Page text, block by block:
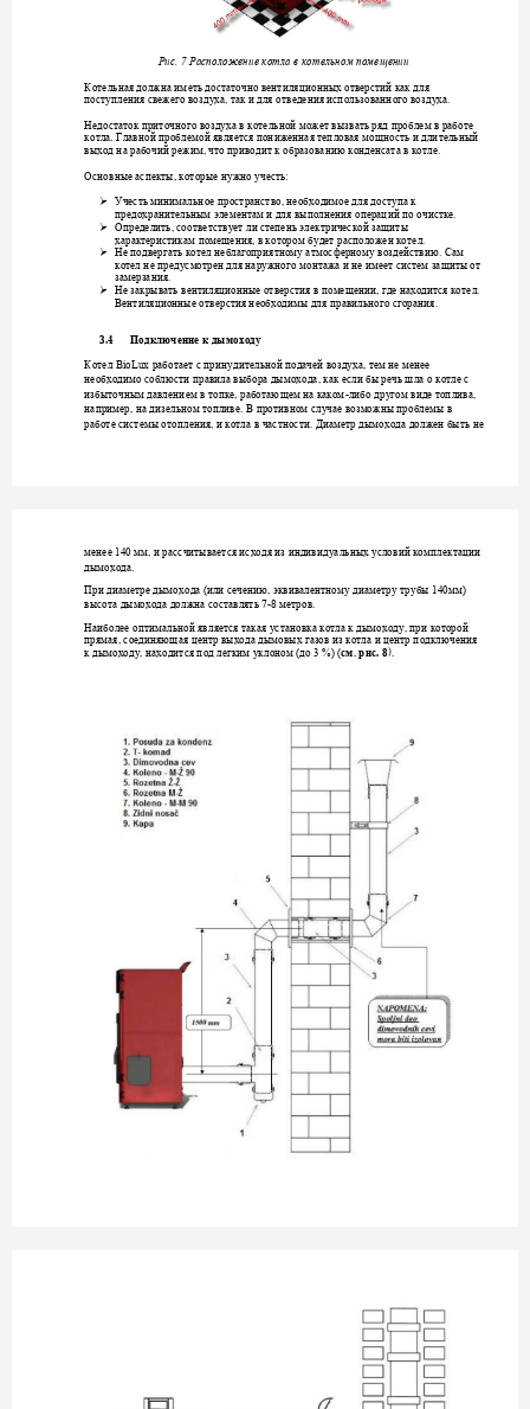
Рис. 7 Расположение котла в котельном помещении
Котельная должна иметь достаточно вентиляционных отверстий как для
поступления свежего воздуха, так и для отведения использованного воздуха.
Недостаток приточного воздуха в котельной может вызвать ряд проблем в работе
котла. Главной проблемой является пониженная тепловая мощность и длительный
выход на рабочий режим, что приводит к образованию конденсата в котле.
Основные аспекты, которые нужно учесть:
 Учесть минимальное пространство, необходимое для доступа к
предохранительным элементам и для выполнения операций по очистке.
 Определить, соответствует ли степень электрической защиты
характеристикам помещения, в котором будет расположен котел.
 Не подвергать котел неблагоприятному атмосферному воздействию. Сам
котел не предусмотрен для наружного монтажа и не имеет систем защиты от
замерзания.
 Не закрывать вентиляционные отверстия в помещении, где находится котел.
Вентиляционные отверстия необходимы для правильного сгорания.
3.4 Подключение к дымоходу
Котел BioLux работает с принудительной подачей воздуха, тем не менее
необходимо соблюсти правила выбора дымохода, как если бы речь шла о котле с
избыточным давлением в топке, работающем на каком-либо другом виде топлива,
например, на дизельном топливе. В противном случае возможны проблемы в
работе системы отопления, и котла в частности. Диаметр дымохода должен быть не
менее 140 мм, и рассчитывается исходя из индивидуальных условий комплектации
дымохода.
При диаметре дымохода (или сечению, эквивалентному диаметру трубы 140мм)
высота дымохода должна составлять 7-8 метров.
Наиболее оптимальной является такая установка котла к дымоходу, при которой
прямая, соединяющая центр выхода дымовых газов из котла и центр подключения
к дымоходу, находится под легким уклоном (до 3 %) (см. рис. 8).